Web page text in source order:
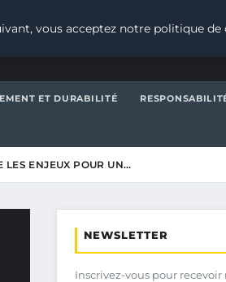
ET DURABILITÉ
LES ENJEUX POUR UN…
NEWSLETTER
Inscrivez-vous pour recevoir
vous acceptez notre politique